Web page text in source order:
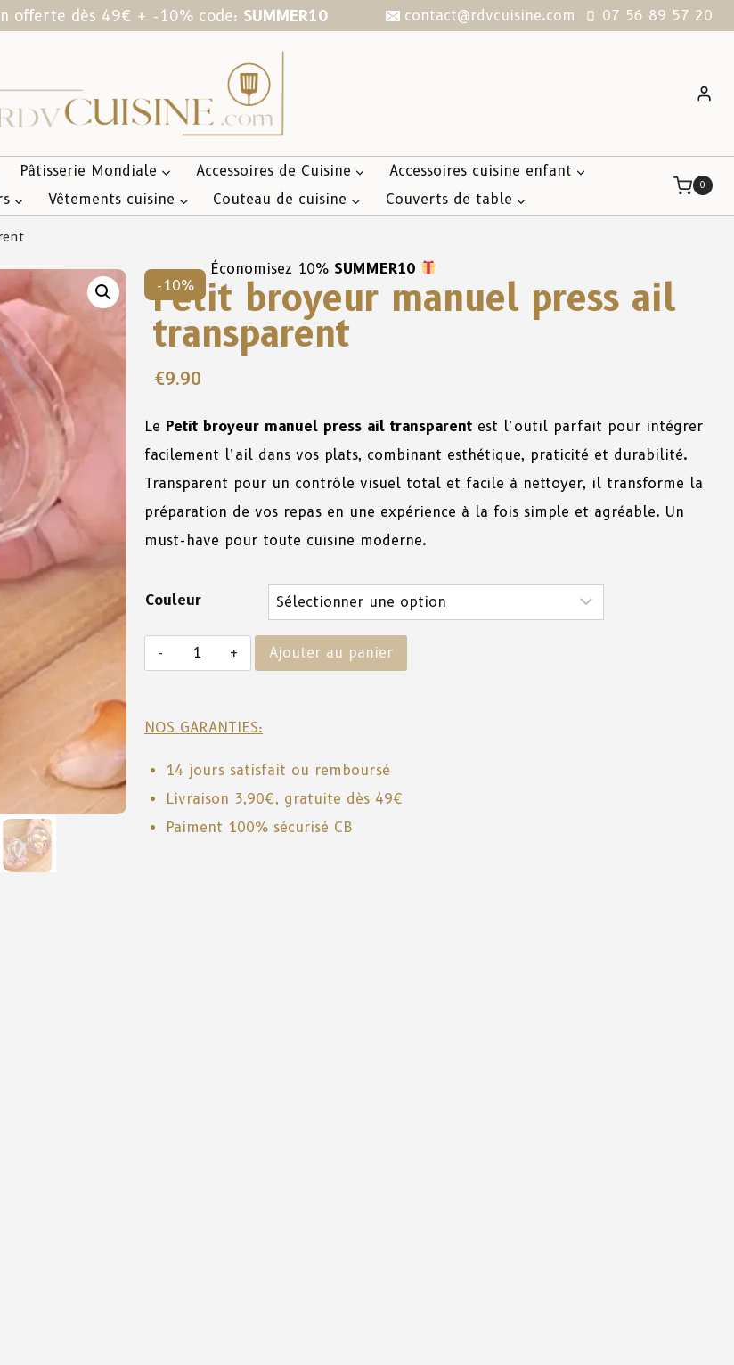
offerte dès 49€ + -10% code: SUMMER10 contact@rdvcuisine.com 07 56 89 57 20
Pâtisserie Mondiale Accessoires de Cuisine
Accessoires cuisine enfant
Vêtements cuisine Couteau de cuisine Couverts de table
0
-10%
Économisez 10% SUMMER10
Petit broyeur manuel press ail
transparent
€9.90
Le Petit broyeur manuel press ail transparent est l’outil parfait pour intégrer
facilement l’ail dans vos plats, combinant esthétique, praticité et durabilité.
Transparent pour un contrôle visuel total et facile à nettoyer, il transforme la
préparation de vos repas en une expérience à la fois simple et agréable. Un
must-have pour toute cuisine moderne.
Couleur
Ajouter au panier
NOS GARANTIES:
14 jours satisfait ou remboursé
Livraison 3,90€, gratuite dès 49€
Paiment 100% sécurisé CB